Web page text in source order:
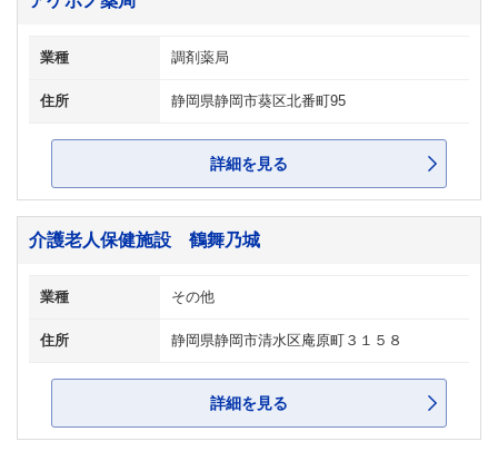
業種 調剤薬局
住所 静岡県静岡市葵区北番町95
詳細を見る
介護老人保健施設 鶴舞乃城
業種 その他
住所 静岡県静岡市清水区庵原町３１５８
詳細を見る